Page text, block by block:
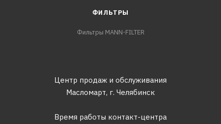
ФИЛЬТРЫ
Фильтры MANN-FILTER
Центр продаж и обслуживания
Масломарт, г. Челябинск
Время работы контакт-центра